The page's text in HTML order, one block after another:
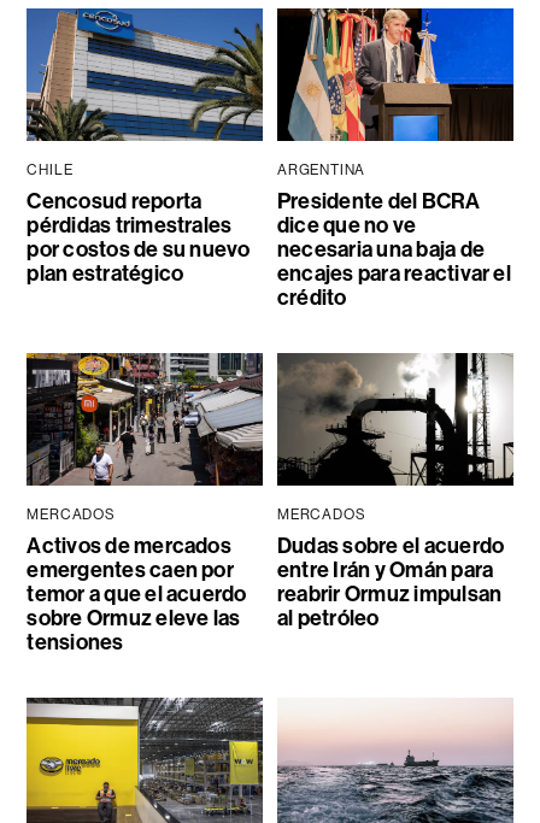
CHILE
Cencosud reporta
pérdidas trimestrales
por costos de su nuevo
plan estratégico
ARGENTINA
Presidente del BCRA
dice que no ve
necesaria una baja de
encajes para reactivar el
crédito
MERCADOS
Activos de mercados
emergentes caen por
temor a que el acuerdo
sobre Ormuz eleve las
tensiones
MERCADOS
Dudas sobre el acuerdo
entre Irán y Omán para
reabrir Ormuz impulsan
al petróleo